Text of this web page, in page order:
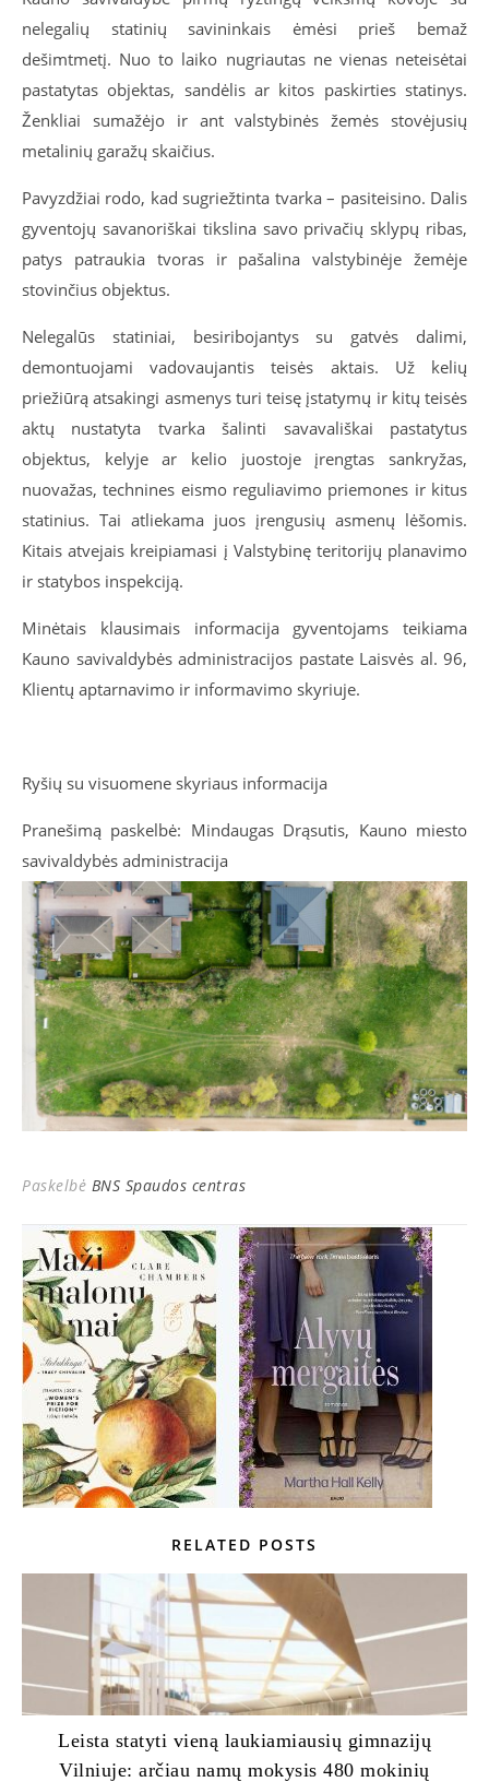
nelegalių statinių savininkais ėmėsi prieš bemaž
dešimtmetį. Nuo to laiko nugriautas ne vienas neteisėtai
pastatytas objektas, sandėlis ar kitos paskirties statinys.
Ženkliai sumažėjo ir ant valstybinės žemės stovėjusių
metalinių garažų skaičius.
Pavyzdžiai rodo, kad sugriežtinta tvarka – pasiteisino. Dalis
gyventojų savanoriškai tikslina savo privačių sklypų ribas,
patys patraukia tvoras ir pašalina valstybinėje žemėje
stovinčius objektus.
Nelegalūs statiniai, besiribojantys su gatvės dalimi,
demontuojami vadovaujantis teisės aktais. Už kelių
priežiūrą atsakingi asmenys turi teisę įstatymų ir kitų teisės
aktų nustatyta tvarka šalinti savavališkai pastatytus
objektus, kelyje ar kelio juostoje įrengtas sankryžas,
nuovažas, technines eismo reguliavimo priemones ir kitus
statinius. Tai atliekama juos įrengusių asmenų lėšomis.
Kitais atvejais kreipiamasi į Valstybinę teritorijų planavimo
ir statybos inspekciją.
Minėtais klausimais informacija gyventojams teikiama
Kauno savivaldybės administracijos pastate Laisvės al. 96,
Klientų aptarnavimo ir informavimo skyriuje.
Ryšių su visuomene skyriaus informacija
Pranešimą paskelbė: Mindaugas Drąsutis, Kauno miesto
savivaldybės administracija
Paskelbė BNS Spaudos centras
RELATED POSTS
Leista statyti vieną laukiamiausių gimnazijų
Vilniuje: arčiau namų mokysis 480 mokinių